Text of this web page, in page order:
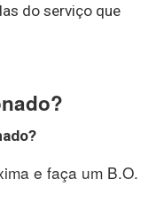
do serviço que
?
e faça um B.O.